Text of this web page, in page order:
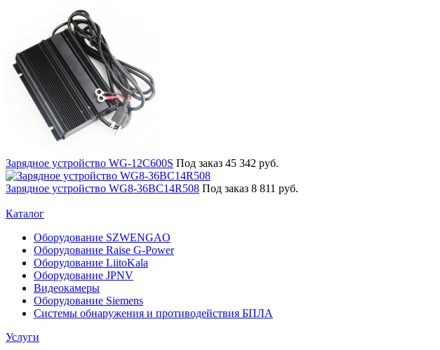
Зарядное устройство WG-12C600S Под заказ 45 342 руб.
Зарядное устройство WG8-36BC14R508 Под заказ 8 811 руб.
Каталог
Оборудование SZWENGAO
Оборудование Raise G-Power
Оборудование LiitoKala
Оборудование JPNV
Видеокамеры
Оборудование Siemens
Системы обнаружения и противодействия БПЛА
Услуги